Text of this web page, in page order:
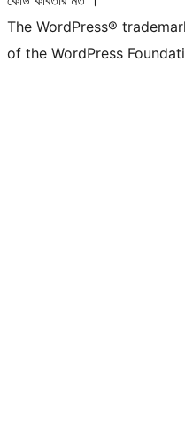
The WordPress®
of the WordPress